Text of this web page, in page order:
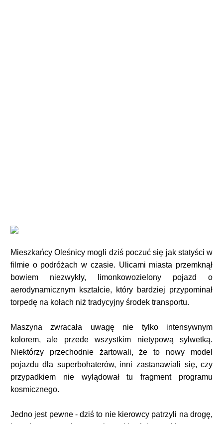
Mieszkańcy Oleśnicy mogli dziś poczuć się jak statyści w
filmie o podróżach w czasie. Ulicami miasta przemknął
bowiem niezwykły, limonkowozielony pojazd o
aerodynamicznym kształcie, który bardziej przypominał
torpedę na kołach niż tradycyjny środek transportu.
Maszyna zwracała uwagę nie tylko intensywnym
kolorem, ale przede wszystkim nietypową sylwetką.
Niektórzy przechodnie żartowali, że to nowy model
pojazdu dla superbohaterów, inni zastanawiali się, czy
przypadkiem nie wylądował tu fragment programu
kosmicznego.
Jedno jest pewne - dziś to nie kierowcy patrzyli na drogę,